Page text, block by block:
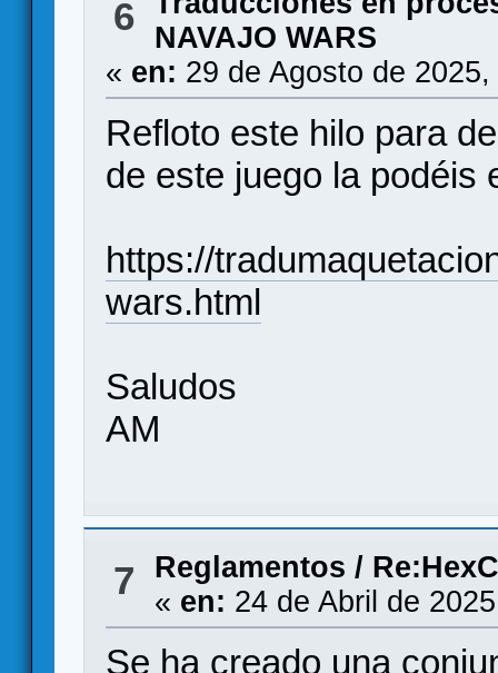
6
NAVAJO WARS
« en: 29 de Agosto de
Refloto este hilo para
de este juego la podéis
https://
wars.html
Saludos
AM
7 Reglamentos /
« en: 24 de Abril de
Se ha creado una